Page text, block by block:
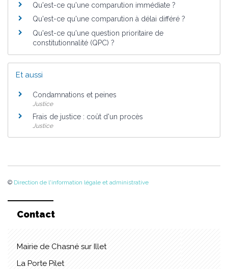
Qu'est-ce qu'une comparution immédiate ?
Qu'est-ce qu'une comparution à délai différé ?
Qu'est-ce qu'une question prioritaire de
constitutionnalité (QPC) ?
Et aussi
Condamnations et peines
Justice
Frais de justice : coût d'un procès
Justice
© Direction de l'information légale et administrative
Contact
Mairie de Chasné sur Illet
La Porte Pilet